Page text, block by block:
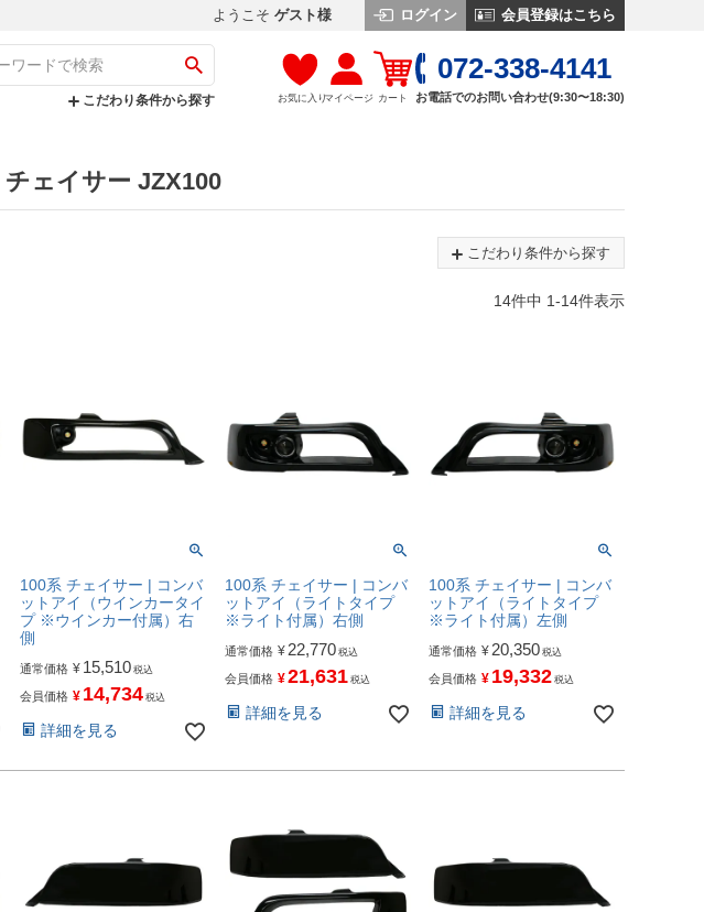
ようこそ ゲスト様 ログイン 会員登録はこちら
こだわり条件から探す お気に入りマイページ カート
072-338-4141
お電話でのお問い合わせ(9:30〜18:30)
チェイサー JZX100
こだわり条件から探す
14件中 1-14件表示
100系 チェイサー | コンバ
ットアイ（ウインカータイ
プ ※ウインカー付属）右
側
通常価格 ¥ 15,510 税込
会員価格 ¥ 14,734 税込
詳細を見る
100系 チェイサー | コンバ
ットアイ（ライトタイプ
※ライト付属）右側
通常価格 ¥ 22,770 税込
会員価格 ¥21,631 税込
詳細を見る
100系 チェイサー | コンバ
ットアイ（ライトタイプ
※ライト付属）左側
通常価格 ¥ 20,350 税込
会員価格 ¥ 19,332 税込
詳細を見る